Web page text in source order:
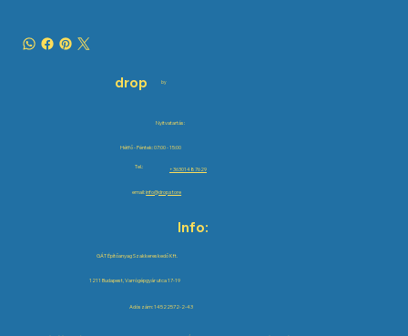
drop by
Info:
GÁT Építőanyag Szakkereskedő Kft.
1211 Budapest, Varrógépgyár utca 17-19
Adószám: 14522572-2-43
Nyitvatartás:
Tel.:
email:info@drop.store
+36301487629
Hétfő - Péntek: 07:00 - 15:00